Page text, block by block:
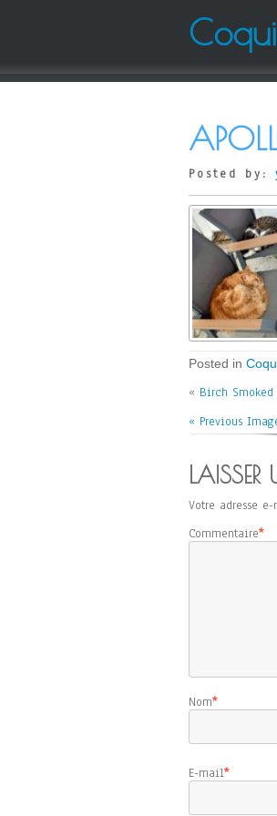
Posted by:
Posted in
« Birch
« Previous
Votre adresse
Commentaire*
Nom*
E-mail*